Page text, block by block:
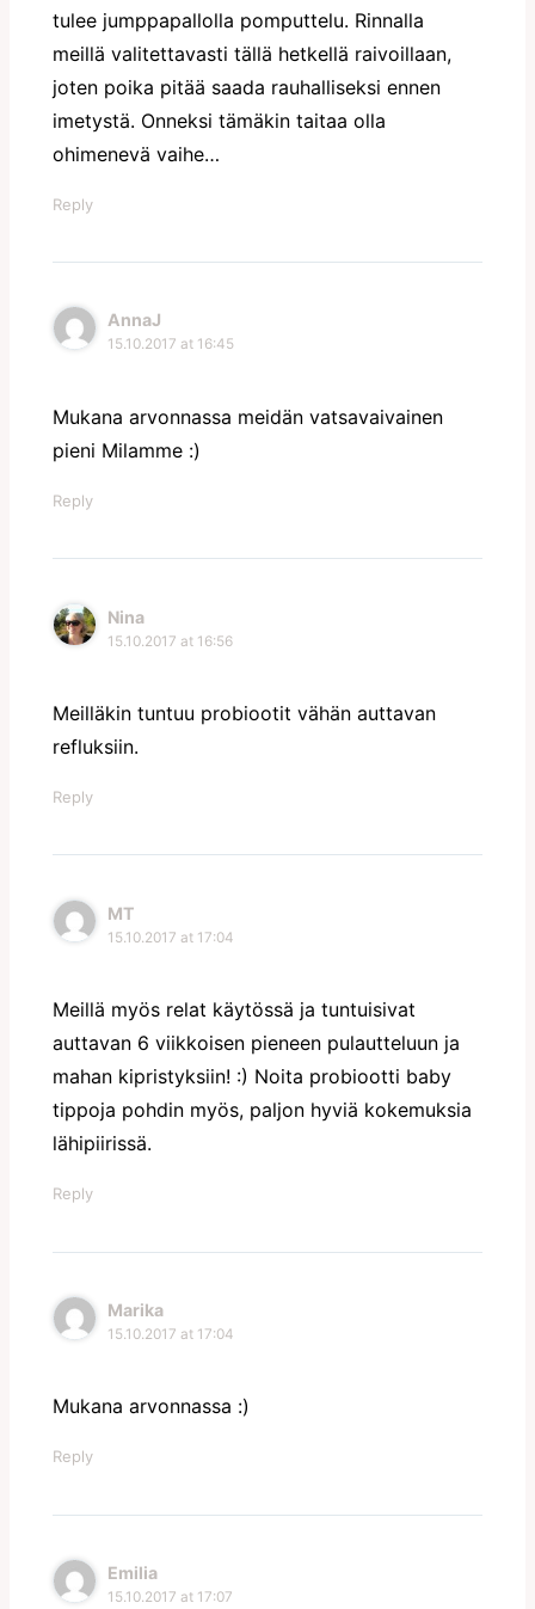
tulee jumppapallolla pomputtelu. Rinnalla
meillä valitettavasti tällä hetkellä raivoillaan,
joten poika pitää saada rauhalliseksi ennen
imetystä. Onneksi tämäkin taitaa olla
ohimenevä vaihe…
Reply
AnnaJ
15.10.2017 at 16:45
Mukana arvonnassa meidän vatsavaivainen
pieni Milamme :)
Reply
Nina
15.10.2017 at 16:56
Meilläkin tuntuu probiootit vähän auttavan
refluksiin.
Reply
MT
15.10.2017 at 17:04
Meillä myös relat käytössä ja tuntuisivat
auttavan 6 viikkoisen pieneen pulautteluun ja
mahan kipristyksiin! :) Noita probiootti baby
tippoja pohdin myös, paljon hyviä kokemuksia
lähipiirissä.
Reply
Marika
15.10.2017 at 17:04
Mukana arvonnassa :)
Reply
Emilia
15.10.2017 at 17:07